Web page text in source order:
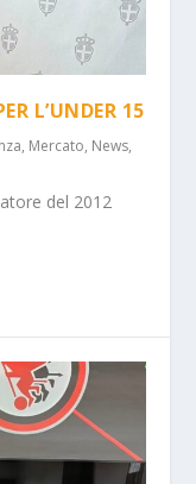
L’UNDER 15
, Mercato, News,
del 2012